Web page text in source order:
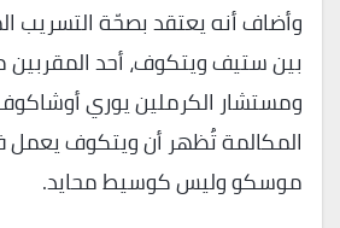
وأضاف أنه يعتقد بصحّة التسريب
بين ستيف ويتكوف، أحد المقربين
ومستشار الكرملين يوري
المكالمة تُظهر أن ويتكوف يعمل
موسكو وليس كوسيط محايد.